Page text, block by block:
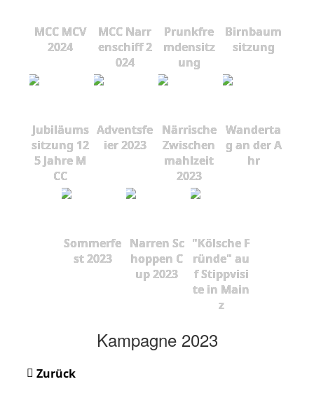
MCC MCV
2024
MCC Narr
enschiff 2
024
Prunkfre
mdensitz
ung
Birnbaum
sitzung
Jubiläums
sitzung 12
5 Jahre M
CC
Adventsfe
ier 2023
Närrische
Zwischen
mahlzeit
2023
Wanderta
g an der A
hr
Sommerfe
st 2023
Narren Sc
hoppen C
up 2023
"Kölsche F
ründe" au
f Stippvisi
te in Main
z
Kampagne 2023
Zurück